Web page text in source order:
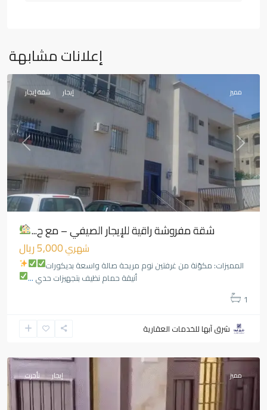
إعلانات مشابهة
Next
مميز إيجار شقة إيجار
شقة مفروشة راقية للإيجار الصيفي – مع ح...
شهري5,000 ريال
المميزات: مكوّنة من غرفتين نوم مريحة صالة واسعة بديكورات
أنيقة حمام نظيف بتجهيزات حدي ...
1
شرق آبها للخدمات العقاريةالمروج,
مميز إيجار تأجرت